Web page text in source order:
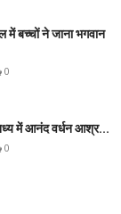
बच्चों ने जाना भगवान
0
में आनंद वर्धन आश्र...
0